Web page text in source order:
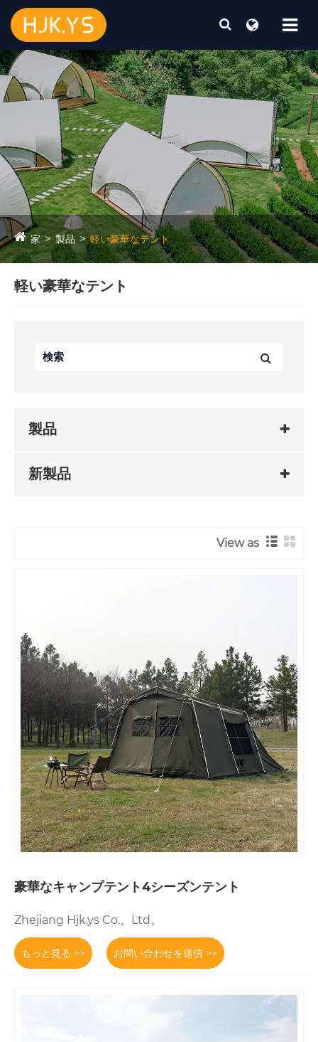
家 製品 軽い豪華なテント
軽い豪華なテント
製品
新製品
View as
豪華なキャンプテント4シーズンテント
Zhejiang Hjk.ys Co.、Ltd。
もっと見る >> お問い合わせを送信 >>